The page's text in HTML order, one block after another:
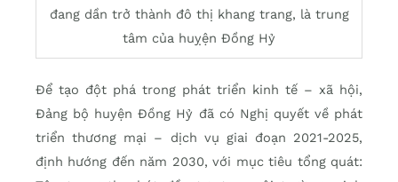
đang dần trở thành đô thị khang trang, là trung
tâm của huỵện Đồng Hỷ
Để tạo đột phá trong phát triển kinh tế – xã hội,
Đảng bộ huyện Đồng Hỷ đã có Nghị quyết về phát
triển thương mại – dịch vụ giai đoạn 2021-2025,
định hướng đến năm 2030, với mục tiêu tổng quát: